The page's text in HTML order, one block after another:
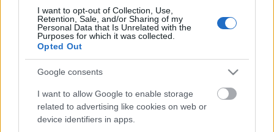
I want to opt-out of Collection, Use,
Retention, Sale, and/or Sharing of my
Personal Data that Is Unrelated with the
Purposes for which it was collected.
Opted Out
Google consents
I want to allow Google to enable storage
related to advertising like cookies on web or
device identifiers in apps.
Tovább a Facebook-ra
Top 10: ezek a legjobb szerelmes filmek
A 10 legütősebb drogos film
Megjöttek a meztelen hősnők